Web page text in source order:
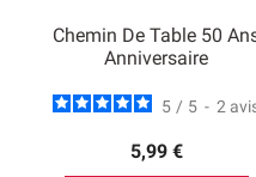
Chemin De Table 50
Anniversaire
5 / 5 - 2
5,99 €